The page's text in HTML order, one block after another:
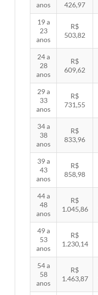
anos 426,97
19 a
23
anos
R$
503,82
24 a
28
anos
R$
609,62
29 a
33
anos
R$
731,55
34 a
38
anos
R$
833,96
39 a
43
anos
R$
858,98
44 a
48
anos
R$
1.045,86
49 a
53
anos
R$
1.230,14
54 a
58
anos
R$
1.463,87